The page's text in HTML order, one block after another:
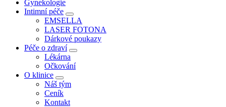
Gynekologie
Intimní péče
EMSELLA
LASER FOTONA
Dárkové poukazy
Péče o zdraví
Lékárna
Očkování
O klinice
Náš tým
Ceník
Kontakt